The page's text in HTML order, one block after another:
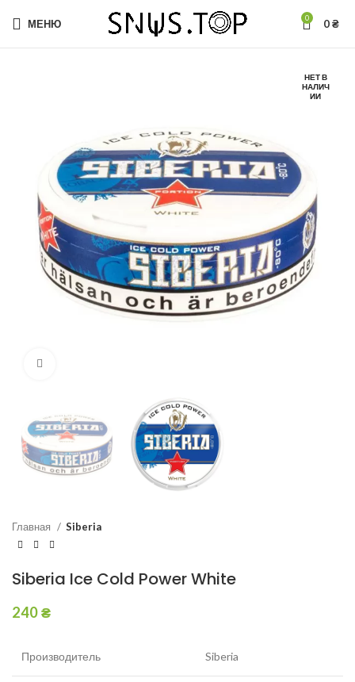
МЕНЮ 0 0₴
НЕТ В
НАЛИЧ
ИИ
Главная Siberia
Siberia Ice Cold Power White
240₴
Производитель Siberia